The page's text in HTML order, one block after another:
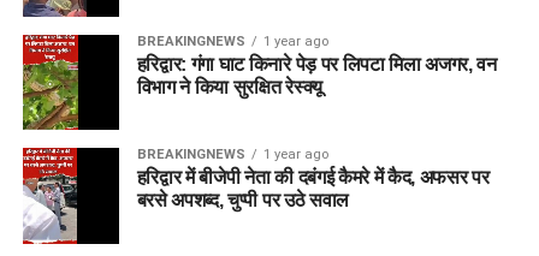
BREAKINGNEWS 1 year ago
हरिद्वार: गंगा घाट किनारे पेड़ पर लिपटा मिला अजगर, वन
विभाग ने किया सुरक्षित रेस्क्यू
BREAKINGNEWS 1 year ago
हरिद्वार में बीजेपी नेता की दबंगई कैमरे में कैद, अफसर पर
बरसे अपशब्द, चुप्पी पर उठे सवाल